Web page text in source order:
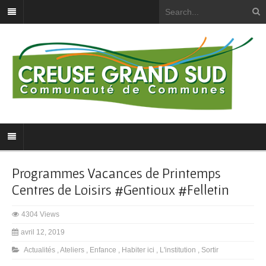
Programmes Vacances de Printemps
Centres de Loisirs #Gentioux #Felletin
4304 Views
avril 12, 2019
Actualités ,Ateliers , Enfance , Habiter ici , L'institution , Sortir